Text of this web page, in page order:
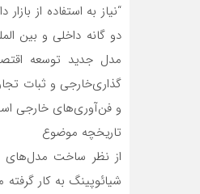
“نیاز به استفاده از
‌دو گانه داخلی و بین
مدل جدید توسعه
گذاری‌خارجی و ثبات
و فن‌آوری‌های خارجی
تاریخچه موضوع
از نظر ساخت مدل‌های